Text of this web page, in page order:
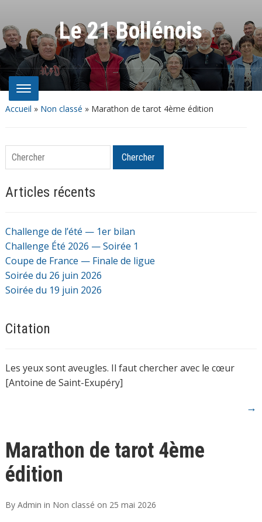
Le 21 Bollénois
Accueil » Non classé » Marathon de tarot 4ème édition
Chercher Chercher
Articles récents
Challenge de l’été — 1er bilan
Challenge Été 2026 — Soirée 1
Coupe de France — Finale de ligue
Soirée du 26 juin 2026
Soirée du 19 juin 2026
Citation
Les yeux sont aveugles. Il faut chercher avec le cœur
[Antoine de Saint-Exupéry]
→
Marathon de tarot 4ème
édition
By Admin in Non classé on 25 mai 2026